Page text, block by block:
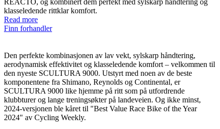
klasseledende rittklar komfort.
Read more
Finn forhandler
Den perfekte kombinasjonen av lav vekt, sylskarp håndtering,
aerodynamisk effektivitet og klasseledende komfort – velkommen til
den nyeste SCULTURA 9000. Utstyrt med noen av de beste
komponentene fra Shimano, Reynolds og Continental, er
SCULTURA 9000 like hjemme på ritt som på utfordrende
klubbturer og lange treningsøkter på landeveien. Og ikke minst,
2024-versjonen ble kåret til "Best Value Race Bike of the Year
2024" av Cycling Weekly.